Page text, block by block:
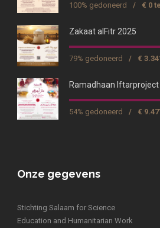
100% gedoneerd / € 0
Zakaat alFitr 2025
79% gedoneerd / €
Ramadhaan Iftarproject
54% gedoneerd / €
Onze gegevens
Stichting Salaam for Science
Education and Humanitarian Work